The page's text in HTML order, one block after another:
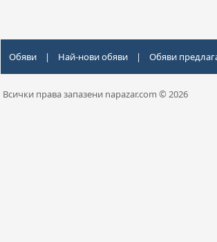
Обяви | Най-нови обяви | Обяви
Всички права запазени napazar.com © 2026